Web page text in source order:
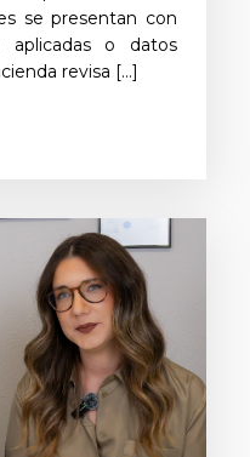
se presentan con
aplicadas o datos
revisa […]